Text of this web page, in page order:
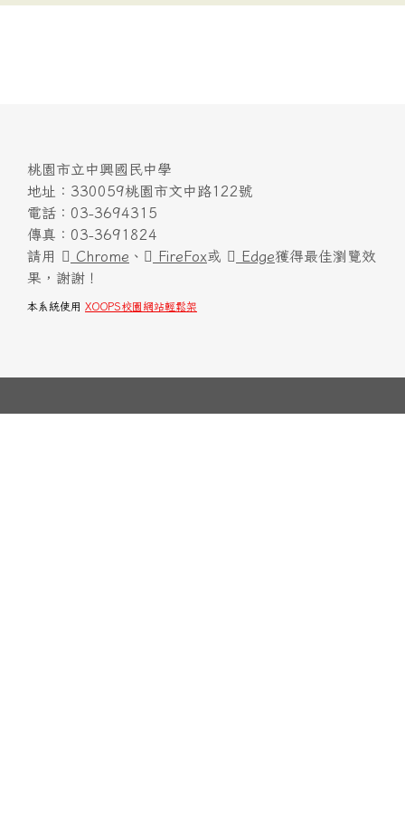
桃園市立中興國民中學
地址：330059桃園市文中路122號
電話：03-3694315
傳真：03-3691824
請用
Chrome 、 FireFox或 Edge獲得最佳瀏覽效
果，謝謝！
本系統使用 XOOPS校園網站輕鬆架